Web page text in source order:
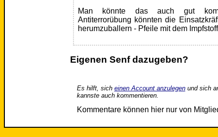
Man könnte das auch gut
Antiterrorübung könnten die
herumzuballern - Pfeile mit dem
Eigenen Senf dazugeben?
Es hilft, sich einen Account anzulegenund sich
kannste auch kommentieren.
Kommentare können hier nur von